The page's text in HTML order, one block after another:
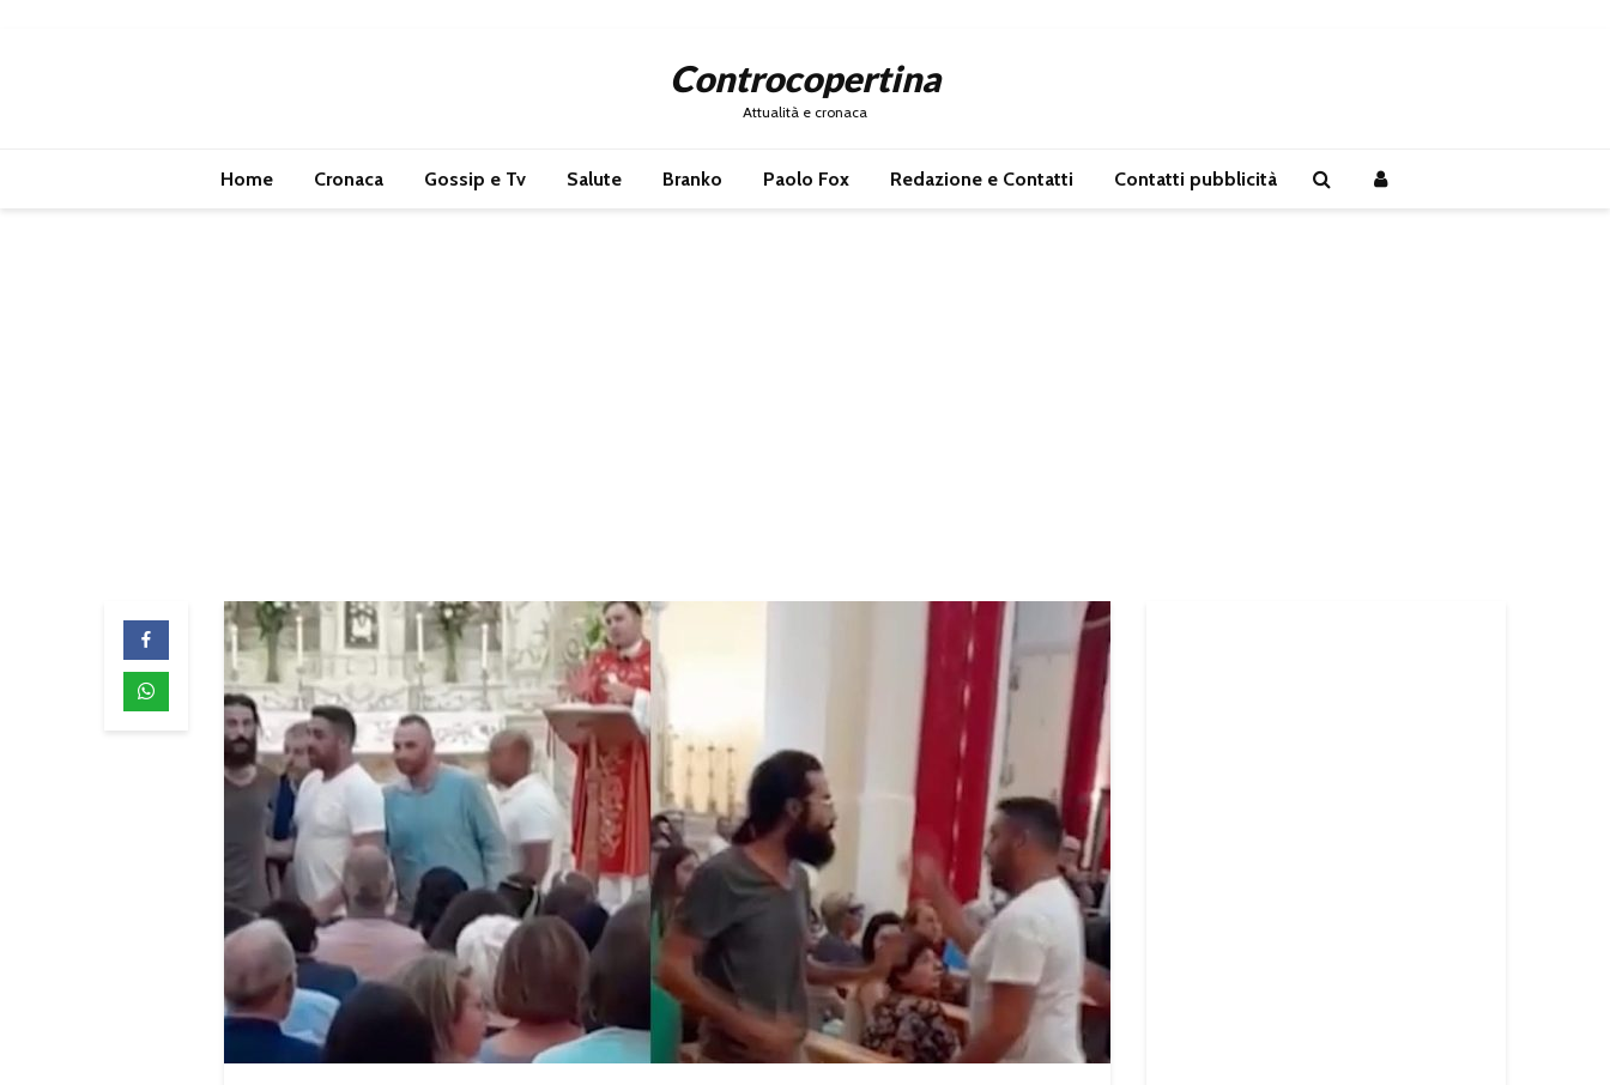
Controcopertina
Attualità e cronaca
Home Cronaca Gossip e Tv Salute Branko Paolo Fox Redazione e Contatti Contatti pubblicità